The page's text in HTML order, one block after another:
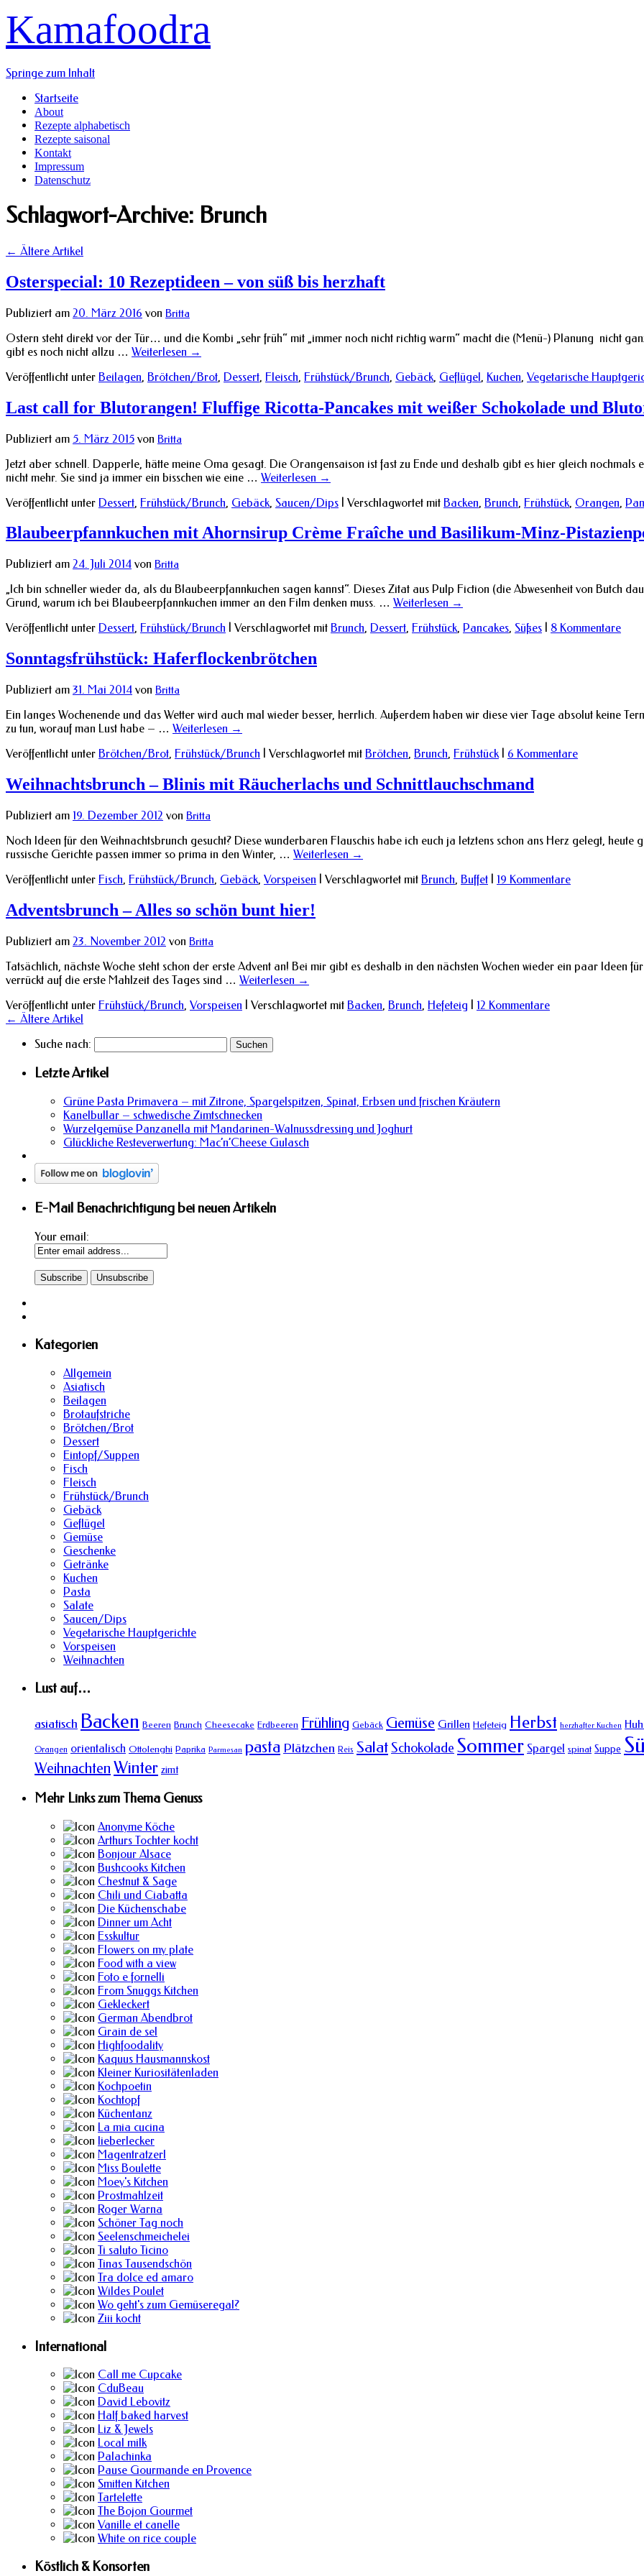
Kamafoodra
Springe zum Inhalt
Startseite
About
Rezepte alphabetisch
Rezepte saisonal
Kontakt
Impressum
Datenschutz
Schlagwort-Archive: Brunch
← Ältere Artikel
Osterspecial: 10 Rezeptideen – von süß bis herzhaft
Publiziert am 20. März 2016 von Britta
Ostern steht direkt vor der Tür… und die Kombi „sehr früh“ mit „immer noch nicht richtig warm“ macht die (Menü-) Planung nicht
gibt es noch nicht allzu … Weiterlesen →
Veröffentlicht unter Beilagen, Brötchen/Brot, Dessert, Fleisch, Frühstück/Brunch, Gebäck, Geflügel, Kuchen, Vegetarische
Last call for Blutorangen! Fluffige Ricotta-Pancakes mit weißer Schokolade und
Publiziert am 5. März 2015 von Britta
Jetzt aber schnell. Dapperle, hätte meine Oma gesagt. Die Orangensaison ist fast zu Ende und deshalb gibt es hier gleich
nicht mehr. Sie sind ja immer ein bisschen wie eine … Weiterlesen →
Veröffentlicht unter Dessert, Frühstück/Brunch, Gebäck, Saucen/Dips Verschlagwortet mit Backen, Brunch, Frühstück, Orangen,
Blaubeerpfannkuchen mit Ahornsirup Crème Fraîche und Basilikum-Minz-
Publiziert am 24. Juli 2014 von Britta
„Ich bin schneller wieder da, als du Blaubeerpfannkuchen sagen kannst“. Dieses Zitat aus Pulp Fiction (die Abwesenheit von Butch
Grund, warum ich bei Blaubeerpfannkuchen immer an den Film denken muss. … Weiterlesen →
Veröffentlicht unter Dessert, Frühstück/Brunch Verschlagwortet mit Brunch, Dessert, Frühstück, Pancakes, Süßes 8 Kommentare
Sonntagsfrühstück: Haferflockenbrötchen
Publiziert am 31. Mai 2014 von Britta
Ein langes Wochenende und das Wetter wird auch mal wieder besser, herrlich. Außerdem haben wir diese vier Tage absolut keine
zu tun, worauf man Lust habe – … Weiterlesen →
Veröffentlicht unter Brötchen/Brot, Frühstück/Brunch Verschlagwortet mit Brötchen, Brunch, Frühstück 6 Kommentare
Weihnachtsbrunch – Blinis mit Räucherlachs und Schnittlauchschmand
Publiziert am 19. Dezember 2012 von Britta
Noch Ideen für den Weihnachtsbrunch gesucht? Diese wunderbaren Flauschis habe ich euch ja letztens schon ans Herz gelegt, heute
russische Gerichte passen immer so prima in den Winter, … Weiterlesen →
Veröffentlicht unter Fisch, Frühstück/Brunch, Gebäck, Vorspeisen Verschlagwortet mit Brunch, Buffet 19 Kommentare
Adventsbrunch – Alles so schön bunt hier!
Publiziert am 23. November 2012 von Britta
Tatsächlich, nächste Woche steht schon der erste Advent an! Bei mir gibt es deshalb in den nächsten Wochen wieder ein paar Ideen
verrückt auf die erste Mahlzeit des Tages sind … Weiterlesen →
Veröffentlicht unter Frühstück/Brunch, Vorspeisen Verschlagwortet mit Backen, Brunch, Hefeteig
12 Kommentare
← Ältere Artikel
Suche nach:
Letzte Artikel
Grüne Pasta Primavera – mit Zitrone, Spargelspitzen, Spinat, Erbsen und frischen Kräutern
Kanelbullar – schwedische Zimtschnecken
Wurzelgemüse Panzanella mit Mandarinen-Walnussdressing und Joghurt
Glückliche Resteverwertung: Mac’n’Cheese Gulasch
E-Mail Benachrichtigung bei neuen Artikeln
Your email:
Kategorien
Allgemein
Asiatisch
Beilagen
Brotaufstriche
Brötchen/Brot
Dessert
Eintopf/Suppen
Fisch
Fleisch
Frühstück/Brunch
Gebäck
Geflügel
Gemüse
Geschenke
Getränke
Kuchen
Pasta
Salate
Saucen/Dips
Vegetarische Hauptgerichte
Vorspeisen
Weihnachten
Lust auf…
asiatisch Backen Beeren Brunch Cheesecake Erdbeeren Frühling Gebäck Gemüse Grillen Hefeteig Herbst herzhafter Kuchen
Orangen orientalisch Ottolenghi Paprika Parmesan pasta Plätzchen Reis SalatSchokolade Sommer Spargel spinat Suppe
Weihnachten Winter zimt
Mehr Links zum Thema Genuss
Anonyme Köche
Arthurs Tochter kocht
Bonjour Alsace
Bushcooks Kitchen
Chestnut & Sage
Chili und Ciabatta
Die Küchenschabe
Dinner um Acht
Esskultur
Flowers on my plate
Food with a view
Foto e fornelli
From Snuggs Kitchen
Gekleckert
German Abendbrot
Grain de sel
Highfoodality
Kaquus Hausmannskost
Kleiner Kuriositätenladen
Kochpoetin
Kochtopf
Küchentanz
La mia cucina
lieberlecker
Magentratzerl
Miss Boulette
Moey's Kitchen
Prostmahlzeit
Roger Warna
Schöner Tag noch
Seelenschmeichelei
Ti saluto Ticino
Tinas Tausendschön
Tra dolce ed amaro
Wildes Poulet
Wo geht's zum Gemüseregal?
Ziii kocht
International
Call me Cupcake
CduBeau
David Lebovitz
Half baked harvest
Liz & Jewels
Local milk
Palachinka
Pause Gourmande en Provence
Smitten Kitchen
Tartelette
The Bojon Gourmet
Vanille et canelle
White on rice couple
Köstlich & Konsorten